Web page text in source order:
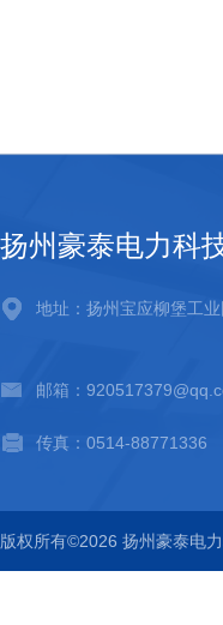
扬州豪泰电力科
地址：扬州宝应柳堡工
邮箱：
传真：0514-88771336
版权所有©2026 扬州豪泰电